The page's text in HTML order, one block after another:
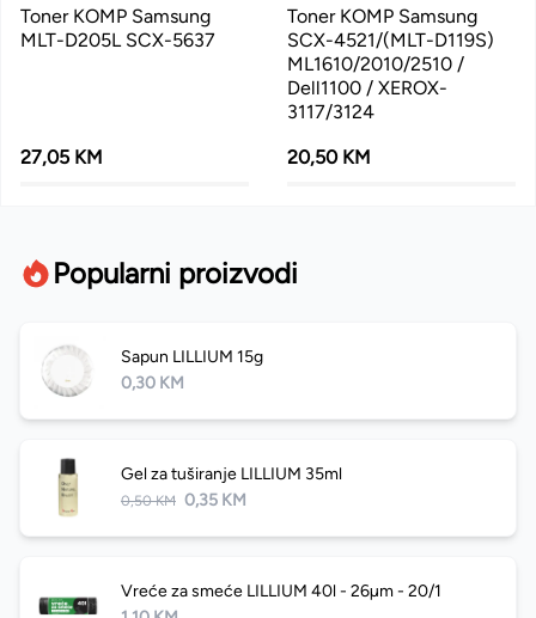
Toner KOMP Samsung
MLT-D205L SCX-5637
27,05 KM
Toner KOMP Samsung
SCX-4521/(MLT-D119S)
ML1610/2010/2510 /
Dell1100 / XEROX-
3117/3124
20,50 KM
Popularni proizvodi
Sapun LILLIUM 15g
0,30 KM
Gel za tuširanje LILLIUM 35ml
0,50 KM 0,35 KM
Vreće za smeće LILLIUM 40l - 26µm - 20/1